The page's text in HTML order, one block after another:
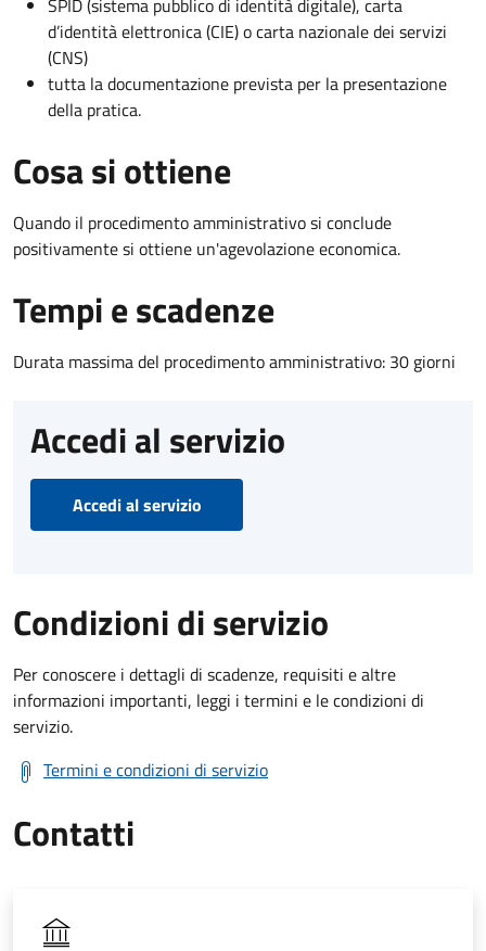
d’identità elettronica (CIE) o carta nazionale dei servizi
(CNS)
tutta la documentazione prevista per la presentazione
della pratica.
Cosa si ottiene
Quando il procedimento amministrativo si conclude
positivamente si ottiene un'agevolazione economica.
Tempi e scadenze
Durata massima del procedimento amministrativo: 30 giorni
Accedi al servizio
Accedi al servizio
Condizioni di servizio
Per conoscere i dettagli di scadenze, requisiti e altre
informazioni importanti, leggi i termini e le condizioni di
servizio.
Termini e condizioni di servizio
Contatti